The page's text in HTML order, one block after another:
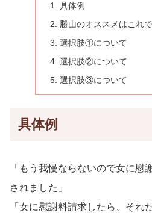
具体例
勝山のオススメはこれ
選択肢①について
選択肢②について
選択肢③について
具体例
「もう我慢ならないので女に慰
されました」
「女に慰謝料請求したら、それ